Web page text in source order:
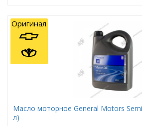
Масло моторное General Motors
л)
Оригинал